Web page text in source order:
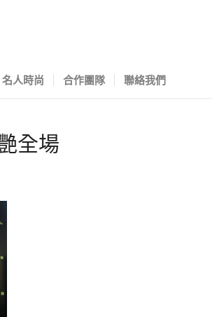
名人時尚 合作團隊 聯絡我們
全場